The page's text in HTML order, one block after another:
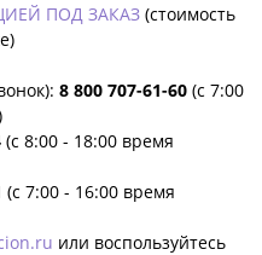
ПОД ЗАКАЗ (стоимость
8 800 707-61-60 (с 7:00
(с 8:00 - 18:00 время
(с 7:00 - 16:00 время
или воспользуйтесь